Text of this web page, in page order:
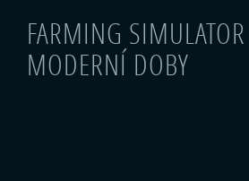
FARMING
MODERNÍ DOBY